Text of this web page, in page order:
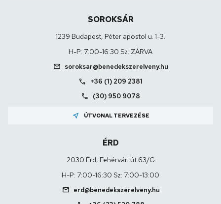
SOROKSÁR
1239 Budapest, Péter apostol u. 1-3.
H-P: 7:00-16:30 Sz: ZÁRVA
mail soroksar@benedekszerelveny.hu
call +36 (1) 209 2381
call (30) 950 9078
near_me ÚTVONAL TERVEZÉSE
ÉRD
2030 Érd, Fehérvári út 63/G
H-P: 7:00-16:30 Sz: 7:00-13:00
mail erd@benedekszerelveny.hu